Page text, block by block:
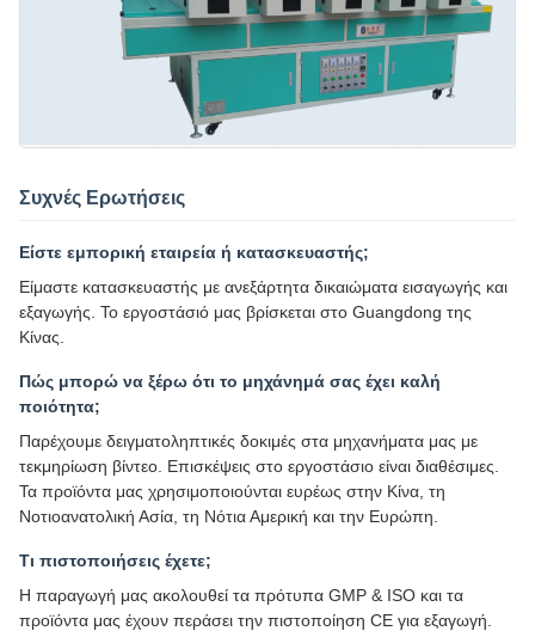
Συχνές Ερωτήσεις
Είστε εμπορική εταιρεία ή κατασκευαστής;
Είμαστε κατασκευαστής με ανεξάρτητα δικαιώματα εισαγωγής και
εξαγωγής. Το εργοστάσιό μας βρίσκεται στο Guangdong της
Κίνας.
Πώς μπορώ να ξέρω ότι το μηχάνημά σας έχει καλή
ποιότητα;
Παρέχουμε δειγματοληπτικές δοκιμές στα μηχανήματα μας με
τεκμηρίωση βίντεο. Επισκέψεις στο εργοστάσιο είναι διαθέσιμες.
Τα προϊόντα μας χρησιμοποιούνται ευρέως στην Κίνα, τη
Νοτιοανατολική Ασία, τη Νότια Αμερική και την Ευρώπη.
Τι πιστοποιήσεις έχετε;
Η παραγωγή μας ακολουθεί τα πρότυπα GMP & ISO και τα
προϊόντα μας έχουν περάσει την πιστοποίηση CE για εξαγωγή.